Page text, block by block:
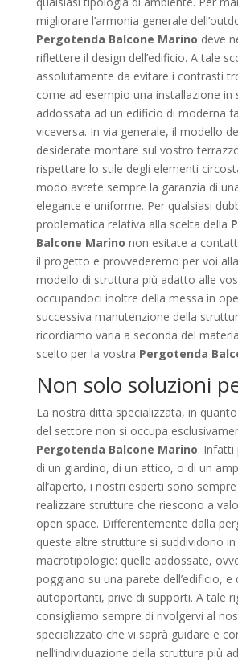
migliorare l’armonia generale
Pergotenda Balcone Marino deve
riflettere il design dell’edificio. A tale
assolutamente da evitare i contrasti
come ad esempio una installazione in
addossata ad un edificio di moderna
viceversa. In via generale, il modello
desiderate montare sul vostro
rispettare lo stile degli elementi
modo avrete sempre la garanzia di
elegante e uniforme. Per qualsiasi
problematica relativa alla scelta della
Balcone Marino non esitate a
il progetto e provvederemo per voi
modello di struttura più adatto alle
occupandoci inoltre della messa in
successiva manutenzione della
ricordiamo varia a seconda del
scelto per la vostra Pergotenda
Non solo soluzioni
La nostra ditta specializzata, in
del settore non si occupa
Pergotenda Balcone Marino. Infatti
di un giardino, di un attico, o di un
all’aperto, i nostri esperti sono
realizzare strutture che riescono a
open space. Differentemente dalla
queste altre strutture si suddividono in
macrotipologie: quelle addossate,
poggiano su una parete dell’edificio, e
autoportanti, prive di supporti. A tale
consigliamo sempre di rivolgervi al
specializzato che vi saprà guidare e
nell’individuazione della struttura più